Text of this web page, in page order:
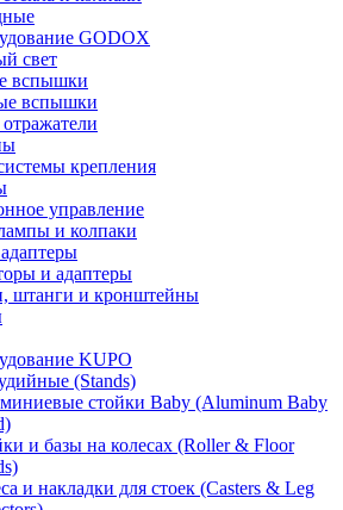
GODOX
свет
вспышки
вспышки
крепления
управление
и колпаки
и адаптеры
штанги и кронштейны
KUPO
(Stands)
стойки Baby (Aluminum Baby
и базы на колесах (Roller & Floor
и накладки для стоек (Casters & Leg